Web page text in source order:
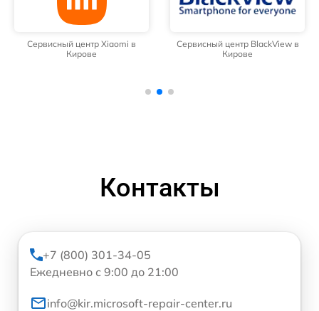
Сервисный центр Xiaomi в
Кирове
Сервисный центр BlackView в
Кирове
Контакты
+7 (800) 301-34-05
Ежедневно с 9:00 до 21:00
info@kir.microsoft-repair-center.ru